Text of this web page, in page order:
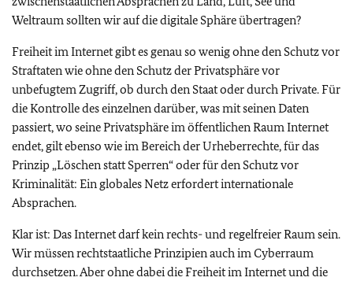
Weltraum sollten wir auf die digitale Sphäre übertragen?
Freiheit im Internet gibt es genau so wenig ohne den Schutz vor
Straftaten wie ohne den Schutz der Privatsphäre vor
unbefugtem Zugriff, ob durch den Staat oder durch Private. Für
die Kontrolle des einzelnen darüber, was mit seinen Daten
passiert, wo seine Privatsphäre im öffentlichen Raum Internet
endet, gilt ebenso wie im Bereich der Urheberrechte, für das
Prinzip „Löschen statt Sperren“ oder für den Schutz vor
Kriminalität: Ein globales Netz erfordert internationale
Absprachen.
Klar ist: Das Internet darf kein rechts- und regelfreier Raum sein.
Wir müssen rechtstaatliche Prinzipien auch im Cyberraum
durchsetzen. Aber ohne dabei die Freiheit im Internet und die